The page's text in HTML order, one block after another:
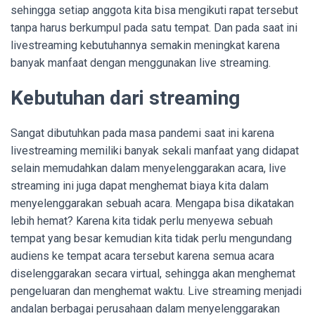
sehingga setiap anggota kita bisa mengikuti rapat tersebut
tanpa harus berkumpul pada satu tempat. Dan pada saat ini
livestreaming kebutuhannya semakin meningkat karena
banyak manfaat dengan menggunakan live streaming.
Kebutuhan dari streaming
Sangat dibutuhkan pada masa pandemi saat ini karena
livestreaming memiliki banyak sekali manfaat yang didapat
selain memudahkan dalam menyelenggarakan acara, live
streaming ini juga dapat menghemat biaya kita dalam
menyelenggarakan sebuah acara. Mengapa bisa dikatakan
lebih hemat? Karena kita tidak perlu menyewa sebuah
tempat yang besar kemudian kita tidak perlu mengundang
audiens ke tempat acara tersebut karena semua acara
diselenggarakan secara virtual, sehingga akan menghemat
pengeluaran dan menghemat waktu. Live streaming menjadi
andalan berbagai perusahaan dalam menyelenggarakan